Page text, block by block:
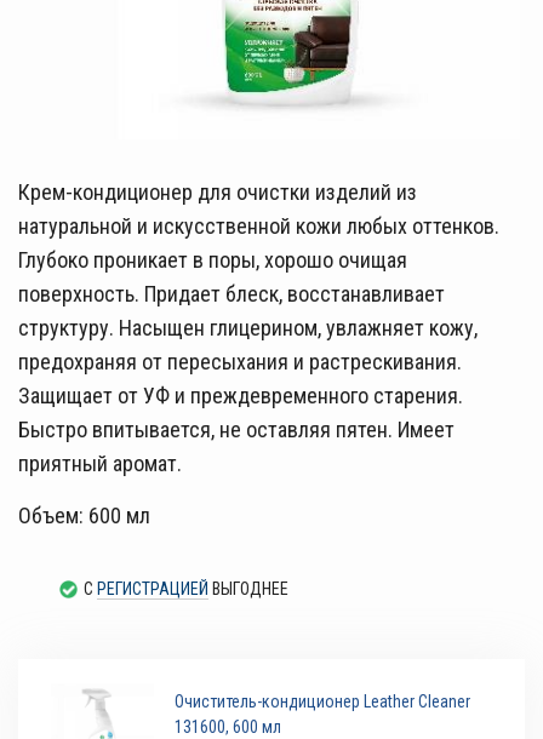
Крем-кондиционер для очистки изделий из
натуральной и искусственной кожи любых оттенков.
Глубоко проникает в поры, хорошо очищая
поверхность. Придает блеск, восстанавливает
структуру. Насыщен глицерином, увлажняет кожу,
предохраняя от пересыхания и растрескивания.
Защищает от УФ и преждевременного старения.
Быстро впитывается, не оставляя пятен. Имеет
приятный аромат.
Объем: 600 мл
С РЕГИСТРАЦИЕЙ ВЫГОДНЕЕ
Очиститель-кондиционер Leather Cleaner
131600, 600 мл